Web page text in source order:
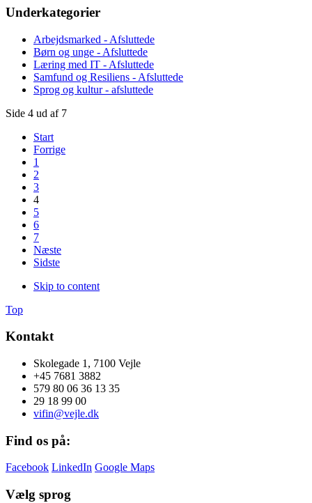
Underkategorier
Arbejdsmarked - Afsluttede
Børn og unge - Afsluttede
Læring med IT - Afsluttede
Samfund og Resiliens - Afsluttede
Sprog og kultur - afsluttede
Side 4 ud af 7
Start
Forrige
1
2
3
4
5
6
7
Næste
Sidste
Skip to content
Top
Kontakt
Skolegade 1, 7100 Vejle
+45 7681 3882
579 80 06 36 13 35
29 18 99 00
vifin@vejle.dk
Find os på:
Facebook LinkedIn Google Maps
Vælg sprog